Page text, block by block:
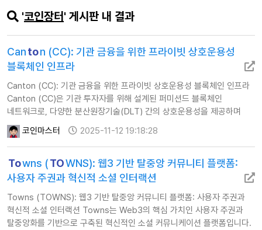
'코인장터 ' 게시판 내 결과
Canton (CC): 기관 금융을 위한 프라이빗 상호운용성
블록체인 인프라
Canton (CC): 기관 금융을 위한 프라이빗 상호운용성 블록체인 인프라
Canton (CC)은 기관 투자자를 위해 설계된 퍼미션드 블록체인
네트워크로, 다양한 분산원장기술(DLT) 간의 상호운용성을 제공하며
복잡한 금융 거래에 필요한 프라이버시와 보안을 보장합니다. 이
프로젝트는 기존 금융 시스템의 엄격한 규제 및 컴플라이언스 요구사항을
충족시키면서도 디파이(DeFi)의 혁신적인 잠재력을 활용할 수 있는
인프라를 구축하는 데 중점을 둡니다. 1. 핵심 기술 및 생태계 경쟁력 …
코인마스터 2025-11-12 19:18:28
Towns (TOWNS): 웹3 기반 탈중앙 커뮤니티 플랫폼:
사용자 주권과 혁신적 소셜 인터랙션
Towns (TOWNS): 웹3 기반 탈중앙 커뮤니티 플랫폼: 사용자 주권과
혁신적 소셜 인터랙션 Towns는 Web3의 핵심 가치인 사용자 주권과
탈중앙화를 기반으로 구축된 혁신적인 소셜 커뮤니케이션 플랫폼입니다.